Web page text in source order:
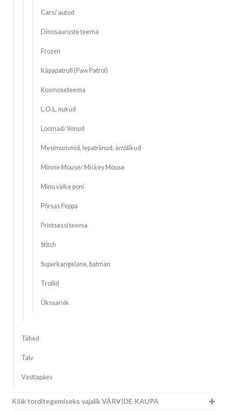
Cars/ autod
Dinosauruste teema
Frozen
Käpapatrull (Paw Patrol)
Kosmoseteema
L.O.L. nukud
Loomad/ linnud
Mesimummid, lepatriinud, ämblikud
Minnie Mouse/ Mickey Mouse
Minu väike poni
Põrsas Peppa
Printsessi teema
Stitch
Superkangelane, batman
Trollid
Ükssarvik
Tähed
Talv
Vastlapäev
Kõik torditegemiseks vajalik VÄRVIDE KAUPA